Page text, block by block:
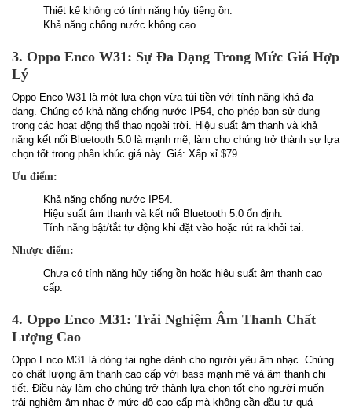
Thiết kế không có tính năng hủy tiếng ồn.
Khả năng chống nước không cao.
3. Oppo Enco W31: Sự Đa Dạng Trong Mức Giá Hợp
Lý
Oppo Enco W31 là một lựa chọn vừa túi tiền với tính năng khá đa
dạng. Chúng có khả năng chống nước IP54, cho phép bạn sử dụng
trong các hoạt động thể thao ngoài trời. Hiệu suất âm thanh và khả
năng kết nối Bluetooth 5.0 là mạnh mẽ, làm cho chúng trở thành sự lựa
chọn tốt trong phân khúc giá này. Giá: Xấp xỉ $79
Ưu điểm:
Khả năng chống nước IP54.
Hiệu suất âm thanh và kết nối Bluetooth 5.0 ổn định.
Tính năng bật/tắt tự động khi đặt vào hoặc rút ra khỏi tai.
Nhược điểm:
Chưa có tính năng hủy tiếng ồn hoặc hiệu suất âm thanh cao
cấp.
4. Oppo Enco M31: Trải Nghiệm Âm Thanh Chất
Lượng Cao
Oppo Enco M31 là dòng tai nghe dành cho người yêu âm nhạc. Chúng
có chất lượng âm thanh cao cấp với bass mạnh mẽ và âm thanh chi
tiết. Điều này làm cho chúng trở thành lựa chọn tốt cho người muốn
trải nghiệm âm nhạc ở mức độ cao cấp mà không cần đầu tư quá